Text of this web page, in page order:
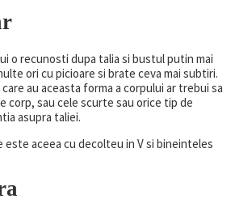
o recunosti dupa talia si bustul putin mai
ori cu picioare si brate ceva mai subtiri.
au aceasta forma a corpului ar trebui sa
corp, sau cele scurte sau orice tip de
asupra taliei.
este aceea cu decolteu in V si bineinteles